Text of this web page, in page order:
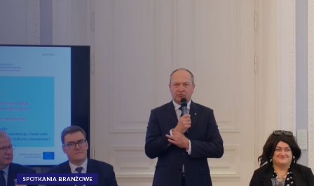
SPOTKANIA BRANŻOWE